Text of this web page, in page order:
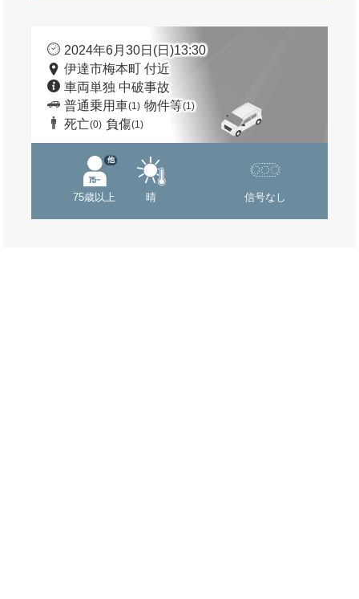
2024年6月30日(日)13:30
伊達市梅本町 付近
車両単独 中破事故
普通乗用車(1) 物件等(1)
死亡(0) 負傷(1)
75歳以上
他
晴 信号なし